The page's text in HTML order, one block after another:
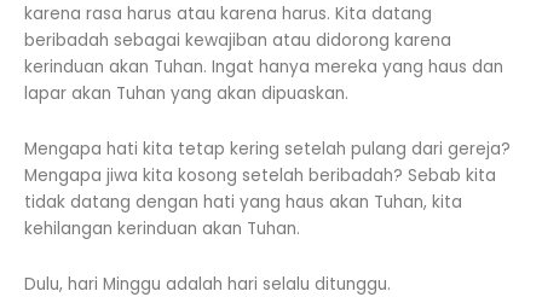
karena rasa harus atau karena harus. Kita datang
beribadah sebagai kewajiban atau didorong karena
kerinduan akan Tuhan. Ingat hanya mereka yang haus dan
lapar akan Tuhan yang akan dipuaskan.
Mengapa hati kita tetap kering setelah pulang dari gereja?
Mengapa jiwa kita kosong setelah beribadah? Sebab kita
tidak datang dengan hati yang haus akan Tuhan, kita
kehilangan kerinduan akan Tuhan.
Dulu, hari Minggu adalah hari selalu ditunggu.